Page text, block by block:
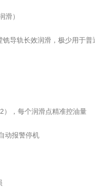
滑）
导轨长效润滑，极少用于普
），每个润滑点精准控油量
动报警停机